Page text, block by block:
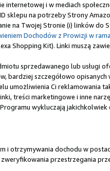
i w mediach
sklepu na potrzeby Strony
na Twojej Stronie (i) linków do
Dochodów z Prowizji w
Shopping Kit). Linki muszą
sprzedawanego lub usługi
bardziej szczegółowo opisanych
umożliwienia Ci reklamowania
treści marketingowe i inne
Programu wykluczają
i otrzymywania dochodu w
przestrzegania